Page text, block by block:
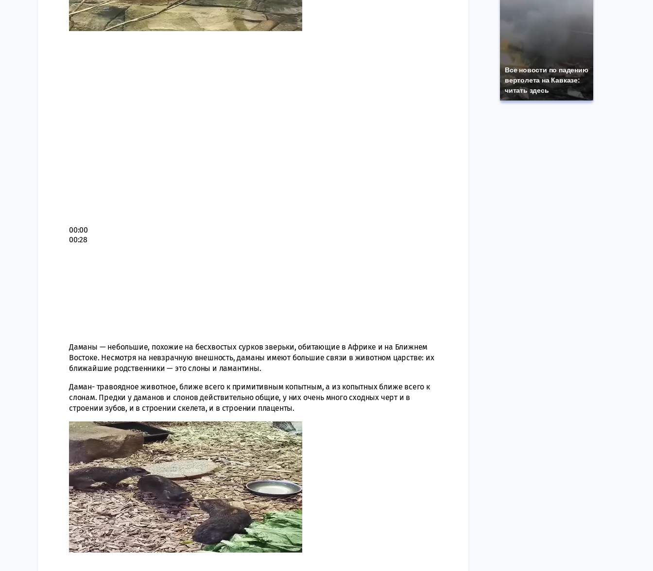
00:00
00:28
Даманы — небольшие, похожие на бесхвостых сурков зверьки, обитающие в Африке и на Ближнем
Востоке. Несмотря на невзрачную внешность, даманы имеют большие связи в животном царстве: их
ближайшие родственники — это слоны и ламантины.
Даман- травоядное животное, ближе всего к примитивным копытным, а из копытных ближе всего к
слонам. Предки у даманов и слонов действительно общие, у них очень много сходных черт и в
строении зубов, и в строении скелета, и в строении плаценты.
Все новости по падению
вертолета на Кавказе:
читать здесь